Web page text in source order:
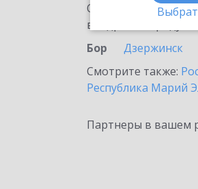
Ознакомьтесь с
внедрение продукта.
Бор
Дзержинск
Смотрите также:
Республика Марий
Партнеры в вашем